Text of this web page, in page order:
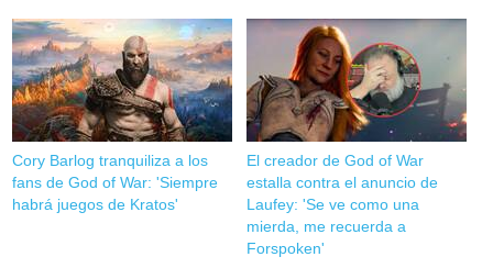
Cory Barlog tranquiliza a los
fans de God of War: 'Siempre
habrá juegos de Kratos'
El creador de God of War
estalla contra el anuncio de
Laufey: 'Se ve como una
mierda, me recuerda a
Forspoken'